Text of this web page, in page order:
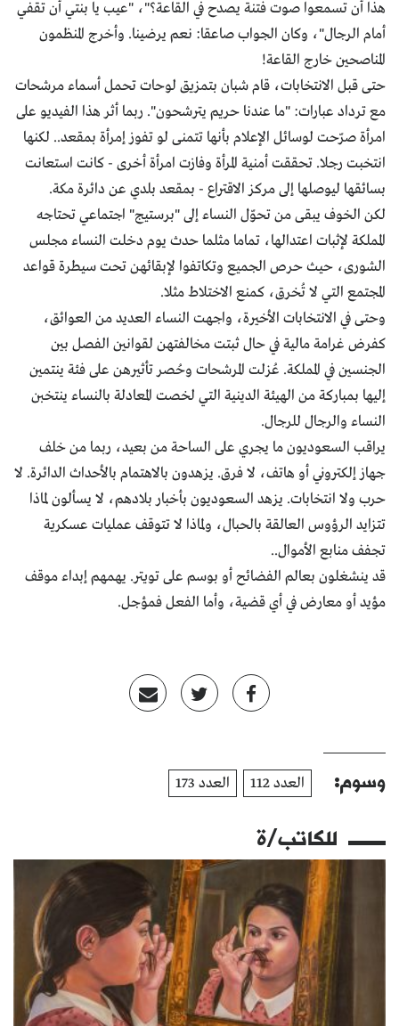
هذا أن تسمعوا صوت فتنة يصدح في القاعة؟"، "عيب يا بنتي أن تقفي
أمام الرجال"، وكان الجواب صاعقا: نعم يرضينا. وأخرج المنظمون
المناصحين خارج القاعة!
حتى قبل الانتخابات، قام شبان بتمزيق لوحات تحمل أسماء مرشحات
مع ترداد عبارات: "ما عندنا حريم يترشحون". ربما أثر هذا الفيديو على
امرأة صرّحت لوسائل الإعلام بأنها تتمنى لو تفوز إمرأة بمقعد.. لكنها
انتخبت رجلا. تحققت أمنية المرأة وفازت امرأة أخرى - كانت استعانت
بسائقها ليوصلها إلى مركز الاقتراع - بمقعد بلدي عن دائرة مكة.
لكن الخوف يبقى من تحوّل النساء إلى "برستيج" اجتماعي تحتاجه
المملكة لإثبات اعتدالها، تماما مثلما حدث يوم دخلت النساء مجلس
الشورى، حيث حرص الجميع وتكاتفوا لإبقائهن تحت سيطرة قواعد
المجتمع التي لا تُخرق، كمنع الاختلاط مثلا.
وحتى في الانتخابات الأخيرة، واجهت النساء العديد من العوائق،
كفرض غرامة مالية في حال ثبتت مخالفتهن لقوانين الفصل بين
الجنسين في المملكة. عُزلت المرشحات وحُصر تأثيرهن على فئة ينتمين
إليها بمباركة من الهيئة الدينية التي لخصت المعادلة بالنساء ينتخبن
النساء والرجال للرجال.
يراقب السعوديون ما يجري على الساحة من بعيد، ربما من خلف
جهاز إلكتروني أو هاتف، لا فرق. يزهدون بالاهتمام بالأحداث الدائرة. لا
حرب ولا انتخابات. يزهد السعوديون بأخبار بلادهم، لا يسألون لماذا
تتزايد الرؤوس العالقة بالحبال، ولماذا لا تتوقف عمليات عسكرية
تجفف منابع الأموال..
قد ينشغلون بعالم الفضائح أو بوسم على تويتر. يهمهم إبداء موقف
مؤيد أو معارض في أي قضية، وأما الفعل فمؤجل.
وسوم: العدد 112 العدد 173
للكاتب/ة